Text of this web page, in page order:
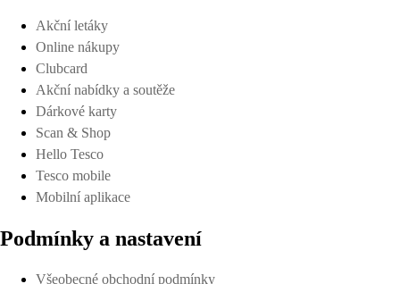
Akční letáky
Online nákupy
Clubcard
Akční nabídky a soutěže
Dárkové karty
Scan & Shop
Hello Tesco
Tesco mobile
Mobilní aplikace
Podmínky a nastavení
Všeobecné obchodní podmínky